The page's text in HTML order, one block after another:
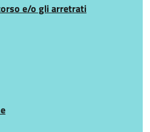
e/o gli arretrati